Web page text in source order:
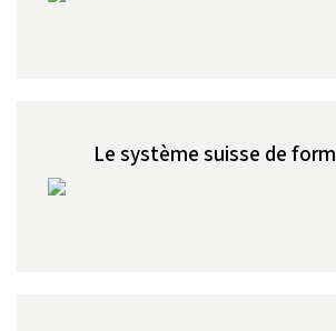
Le système suisse de